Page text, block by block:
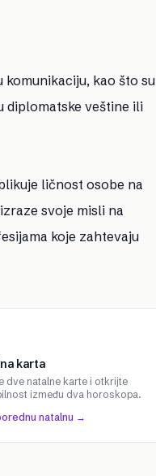
komunikaciju, kao što su
diplomatske veštine ili
ličnost osobe na
svoje misli na
koje zahtevaju
karta
dve natalne karte i otkrijte
između dva horoskopa.
natalnu →